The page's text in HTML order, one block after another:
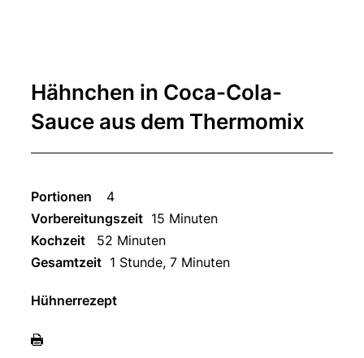
Hähnchen in Coca-Cola-
Sauce aus dem Thermomix
Portionen
4
Vorbereitungszeit 15 Minuten
Kochzeit
52 Minuten
Gesamtzeit 1 Stunde, 7 Minuten
Hühnerrezept